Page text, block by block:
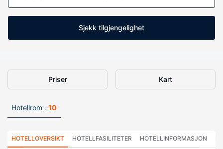
Sjekk tilgjengelighet
Priser Kart
Hotellrom : 10
HOTELLOVERSIKT HOTELLFASILITETER HOTELLINFORMASJON